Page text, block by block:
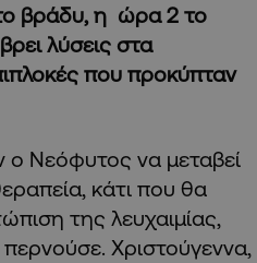
βράδυ, η ώρα 2 το
λύσεις στα
που προκύπταν
ο Νεόφυτος να μεταβεί
κάτι που θα
της λευχαιμίας,
Χριστούγεννα,